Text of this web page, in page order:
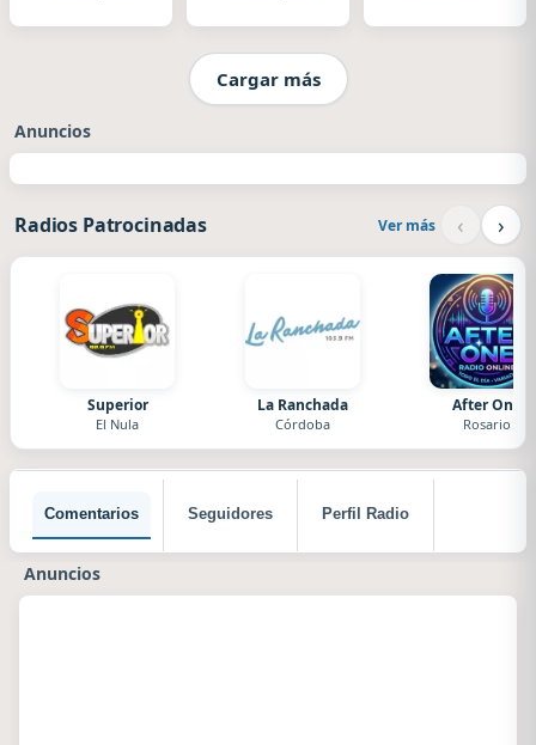
Cargar más
Anuncios
Radios Patrocinadas Ver más ‹ ›
Superior
El Nula
La Ranchada
Córdoba
After One
Rosario
Comentarios Seguidores Perfil Radio
Anuncios